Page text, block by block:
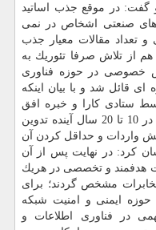
گفت: در موقع جذب اساتید
صنعتی اشخاص در نمی
تعداد مقالات معیار جذب
از تلاش صرفا تئوریك به
خصوصی در حوزه فناوری
قائل شد و با بیان اینكه
ستادی كارا و خبره افق
چشم انداز فناوری اطلاعات و مخابرات در 10 تا 20 سال آینده تدوین
واردات و حداقل كردن آن
كرد: در نهایت پس از آن
هدفمند و تخصصی در هریك
مشخص گردند؛ برای
ایمنی و امنیت شبكه
در فناوری اطلاعات و